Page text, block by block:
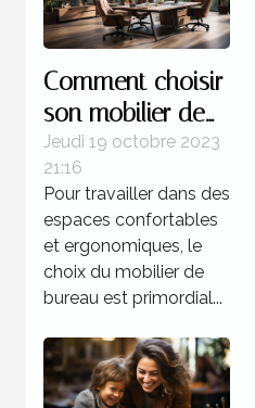
Comment choisir
son mobilier de
bureau ?
Jeudi 19 octobre 2023
21:16
Pour travailler dans des
espaces confortables
et ergonomiques, le
choix du mobilier de
bureau est primordial...